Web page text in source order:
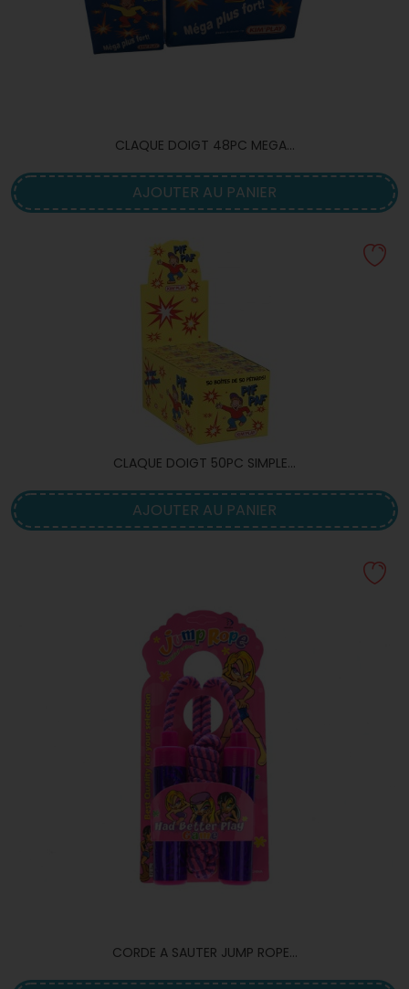
CLAQUE DOIGT 48PC MEGA...
AJOUTER AU PANIER
CLAQUE DOIGT 50PC SIMPLE...
AJOUTER AU PANIER
CORDE A SAUTER JUMP ROPE...